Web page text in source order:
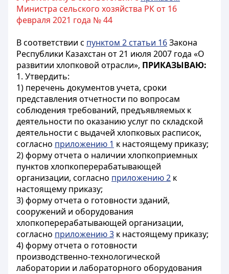
Министра сельского хозяйства РК от 16
февраля 2021 года № 44
В соответствии с пунктом 2 статьи 16Закона
Республики Казахстан от 21 июля 2007 года «О
развитии хлопковой отрасли», ПРИКАЗЫВАЮ:
1. Утвердить:
1) перечень документов учета, сроки
представления отчетности по вопросам
соблюдения требований, предъявляемых к
деятельности по оказанию услуг по складской
деятельности с выдачей хлопковых расписок,
согласно приложению 1 к настоящему приказу;
2) форму отчета о наличии хлопкоприемных
пунктов хлопкоперерабатывающей
организации, согласно приложению 2 к
настоящему приказу;
3) форму отчета о готовности зданий,
сооружений и оборудования
хлопкоперерабатывающей организации,
согласно приложению 3 к настоящему приказу;
4) форму отчета о готовности
производственно-технологической
лаборатории и лабораторного оборудования